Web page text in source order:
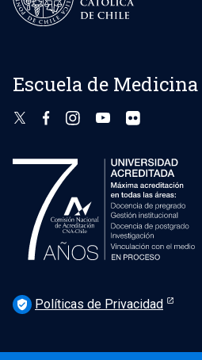
Escuela de Medicina
verified_user Políticas de Privacidad